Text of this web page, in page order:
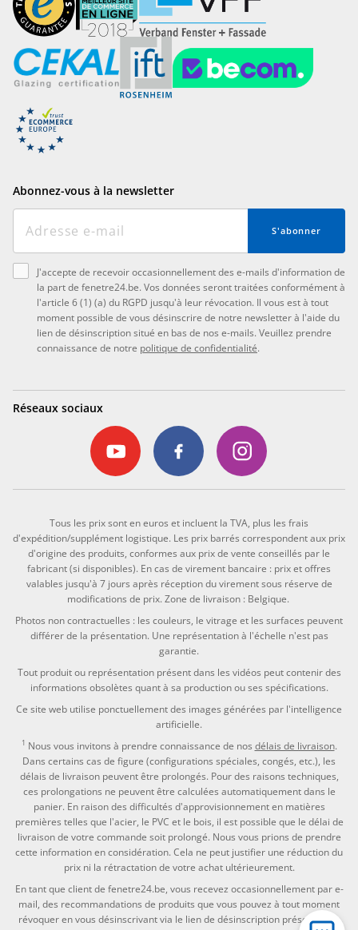
Abonnez-vous à la newsletter
S'abonner
J'accepte de recevoir occasionnellement des e-mails d'information de
la part de fenetre24.be. Vos données seront traitées conformément à
l'article 6 (1) (a) du RGPD jusqu'à leur révocation. Il vous est à tout
moment possible de vous désinscrire de notre newsletter à l'aide du
lien de désinscription situé en bas de nos e-mails. Veuillez prendre
connaissance de notre politique de confidentialité.
Réseaux sociaux
Tous les prix sont en euros et incluent la TVA, plus les frais
d'expédition/supplément logistique. Les prix barrés correspondent aux prix
d'origine des produits, conformes aux prix de vente conseillés par le
fabricant (si disponibles). En cas de virement bancaire : prix et offres
valables jusqu'à 7 jours après réception du virement sous réserve de
modifications de prix. Zone de livraison : Belgique.
Photos non contractuelles : les couleurs, le vitrage et les surfaces peuvent
différer de la présentation. Une représentation à l'échelle n'est pas
garantie.
Tout produit ou représentation présent dans les vidéos peut contenir des
informations obsolètes quant à sa production ou ses spécifications.
Ce site web utilise ponctuellement des images générées par l'intelligence
artificielle.
1 Nous vous invitons à prendre connaissance de nos délais de livraison.
Dans certains cas de figure (configurations spéciales, congés, etc.), les
délais de livraison peuvent être prolongés. Pour des raisons techniques,
ces prolongations ne peuvent être calculées automatiquement dans le
panier. En raison des difficultés d'approvisionnement en matières
premières telles que l'acier, le PVC et le bois, il est possible que le délai de
livraison de votre commande soit prolongé. Nous vous prions de prendre
cette information en considération. Cela ne peut justifier une réduction du
prix ni la rétractation de votre achat ultérieurement.
En tant que client de fenetre24.be, vous recevez occasionnellement par e-
mail, des recommandations de produits que vous pouvez à tout moment
révoquer en vous désinscrivant via le lien de désinscription présent dans